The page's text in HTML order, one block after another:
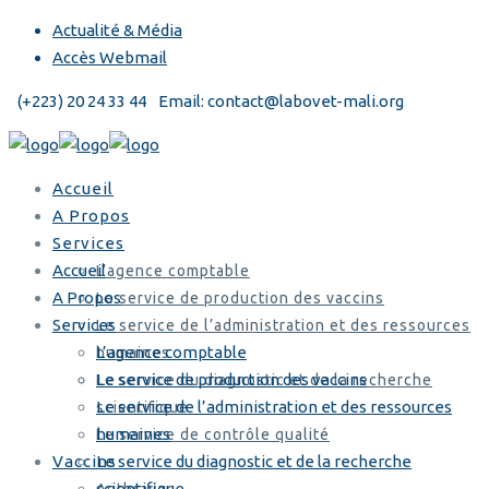
Actualité & Média
Accès Webmail
(+223) 20 24 33 44 Email: contact@labovet-mali.org
Accueil
A Propos
Services
L’agence comptable
Le service de production des vaccins
Le service de l’administration et des ressources
humaines
Le service du diagnostic et de la recherche
scientifique
Le service de contrôle qualité
Vaccins
Accueil
A Propos
Services
L’agence comptable
Le service de production des vaccins
Le service de l’administration et des ressources
humaines
Le service du diagnostic et de la recherche